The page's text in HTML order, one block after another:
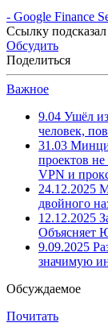
- Google Finance
Ссылку подсказал
Обсудить
Поделиться
Важное
9.04 Ушёл
человек,
31.03
проектов
VPN и
24.12.2025
двойного
12.12.2025
Объясняет
9.09.2025
значимую
Обсуждаемое
Почитать